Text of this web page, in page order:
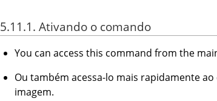
5.11.1. Ativando o comando
You can access this command from the
Ou também acessa-lo mais rapidamente
imagem.